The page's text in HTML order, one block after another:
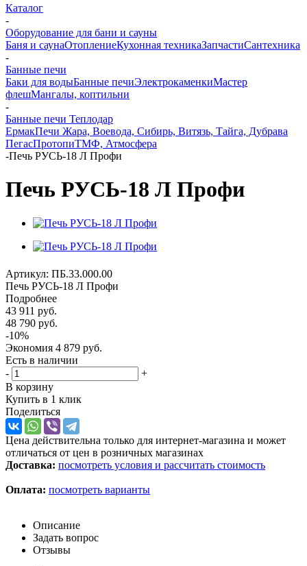
Каталог
-
Оборудование для бани и сауны
Баня и саунаОтоплениеКухонная техникаЗапчастиСантехника
-
Банные печи
Баки для водыБанные печиЭлектрокаменкиМастер
флешМангалы, коптильни
-
Банные печи Теплодар
ЕрмакПечи Жара, Воевода, Сибирь, Витязь, Тайга, Дубрава
ПегасПротопиТМФ, Атмосфера
-Печь РУСЬ-18 Л Профи
Печь РУСЬ-18 Л Профи
Артикул: ПБ.33.000.00
Печь РУСЬ-18 Л Профи
Подробнее
43 911 руб.
48 790 руб.
-10%
Экономия 4 879 руб.
Есть в наличии
-
+
В корзину
Купить в 1 клик
Поделиться
Цена действительна только для интернет-магазина и может
отличаться от цен в розничных магазинах
Доставка: посмотреть условия и рассчитать стоимость
Оплата: посмотреть варианты
Описание
Задать вопрос
Отзывы